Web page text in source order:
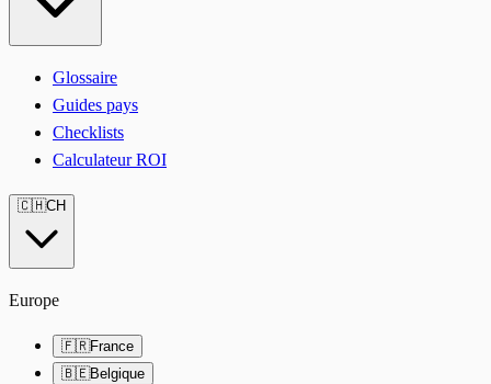
Glossaire
Guides pays
Checklists
Calculateur ROI
🇨🇭CH
Europe
🇫🇷France
🇧🇪Belgique